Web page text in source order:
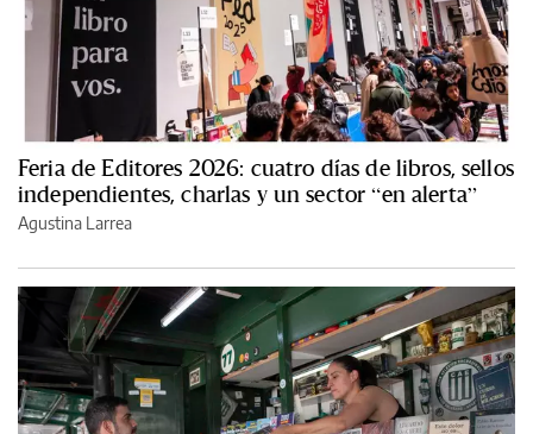
Feria de Editores 2026: cuatro días de libros, sellos
independientes, charlas y un sector “en alerta”
Agustina Larrea